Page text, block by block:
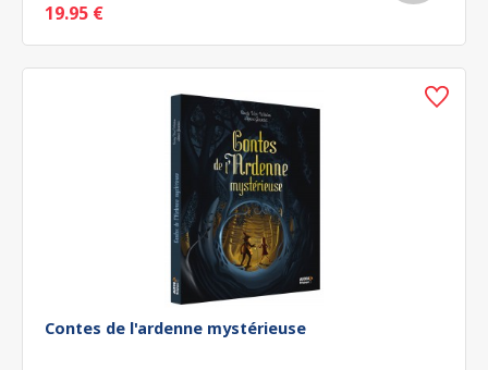
19.95 €
Contes de l'ardenne mystérieuse